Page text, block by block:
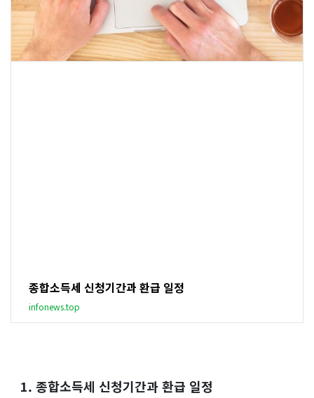
종합소득세 신청기간과 환급 일정
infonews.top
1. 종합소득세 신청기간과 환급 일정